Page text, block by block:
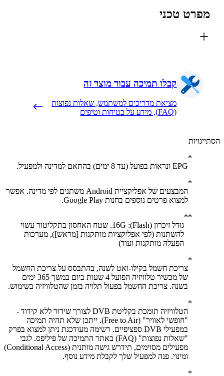
טכני
קבלו תמיכה עבור מוצר זה
מציאת מדריכים למשתמש, שאלות נפוצות
המבצעים של אפליקציית Android משתנים לפי מדינה. אפשר
למצוא פרטים נוספים בחנות Google Play.
גודל זיכרון (Flash)‏: 16G. שטח האחסון בתקליטור עשוי
להשתנות (לפי אפליקציות מותקנות [מראש]), מערכות
הפעלה מותקנות ועוד)
צריכת חשמל בקילו-ואט לשנה, בהתבסס על צריכת החשמל
של מכשיר טלוויזיה הפועל 4 שעות ביום במשך 365 ימים
בשנה. צריכת החשמל בפעול תלויה בזמן שהטלוויזיה בשימוש.
הטלוויזיה תומכת בקליטת DVB לצורך שידור ללא קידוד -
"חופשי לאוויר" (Free to Air). ייתכן שלא תהיה תמיכה
במפעילי DVB ספציפיים. רשימה מעודכנת ניתן למצוא בפרק
"שאלות נפוצות" (FAQ) באתר התמיכה של פיליפס. לגבי
מפעילים מסוימים, תידרש גישה מותנית (Conditional Access)
ומינוי. פנה למפעיל שלך לקבלת מידע נוסף.